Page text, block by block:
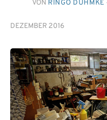
VON RINGO DÜHMKE
DEZEMBER 2016